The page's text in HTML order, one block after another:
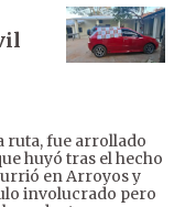
ruta, fue arrollado
huyó tras el hecho
en Arroyos y
involucrado pero